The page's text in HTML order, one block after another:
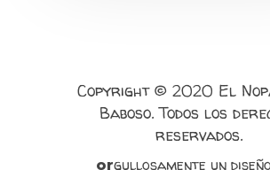
Copyright © 2020 El
Baboso. Todos los
reservados.
orgullosamente un